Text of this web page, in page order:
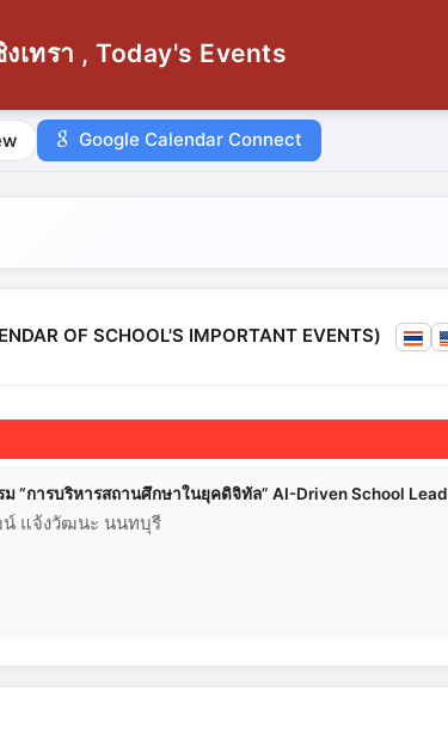
เทรา , Today's Events
Google Calendar Connect
OF SCHOOL'S IMPORTANT EVENTS)
“การบริหารสถานศึกษาในยุคดิจิทัล” AI-Driven School
แจ้งวัฒนะ นนทบุรี